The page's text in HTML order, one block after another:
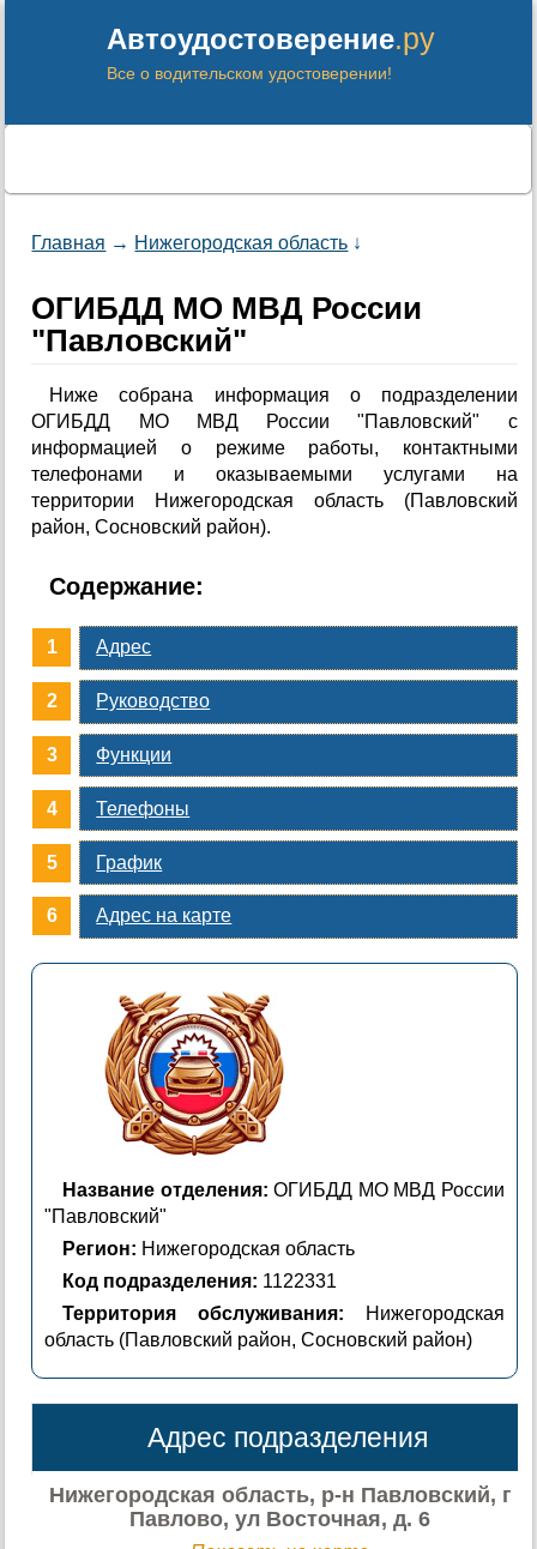
Автоудостоверение.ру
Все о водительском удостоверении!
Главная → Нижегородская область ↓
ОГИБДД МО МВД России
"Павловский"
Ниже собрана информация о подразделении
ОГИБДД МО МВД России "Павловский" с
информацией о режиме работы, контактными
телефонами и оказываемыми услугами на
территории Нижегородская область (Павловский
район, Сосновский район).
Содержание:
Адрес
Руководство
Функции
Телефоны
График
Адрес на карте
Название отделения: ОГИБДД МО МВД России
"Павловский"
Регион: Нижегородская область
Код подразделения: 1122331
Территория обслуживания: Нижегородская
область (Павловский район, Сосновский район)
Адрес подразделения
Нижегородская область, р-н Павловский, г
Павлово, ул Восточная, д. 6